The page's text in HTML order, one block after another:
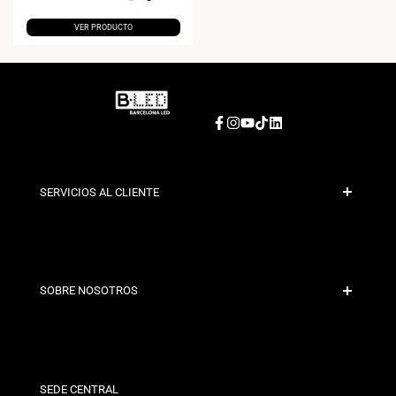
VER PRODUCTO
Facebook
Instagram
YouTube
TikTokLinkedIn
SERVICIOS AL CLIENTE
Contacto
SOBRE NOSOTROS
Nuestras Tiendas
SEDE CENTRAL